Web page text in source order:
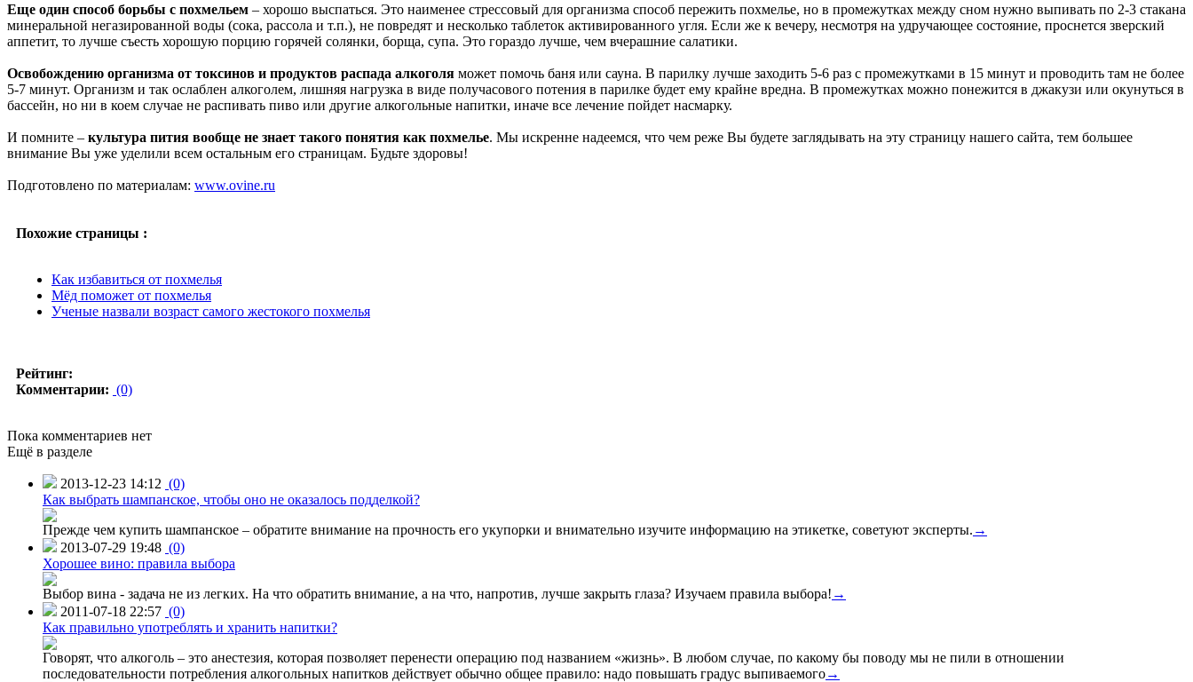
Еще один способ борьбы с похмельем – хорошо выспаться. Это наименее стрессовый для организма способ пережить похмелье, но в промежутках между сном нужно выпивать по 2-3 стакана
минеральной негазированной воды (сока, рассола и т.п.), не повредят и несколько таблеток активированного угля. Если же к вечеру, несмотря на удручающее состояние, проснется зверский
аппетит, то лучше съесть хорошую порцию горячей солянки, борща, супа. Это гораздо лучше, чем вчерашние салатики.
Освобождению организма от токсинов и продуктов распада алкоголя может помочь баня или сауна. В парилку лучше заходить 5-6 раз с промежутками в 15 минут и проводить там не более
5-7 минут. Организм и так ослаблен алкоголем, лишняя нагрузка в виде получасового потения в парилке будет ему крайне вредна. В промежутках можно понежится в джакузи или окунуться в
бассейн, но ни в коем случае не распивать пиво или другие алкогольные напитки, иначе все лечение пойдет насмарку.
И помните – культура пития вообще не знает такого понятия как похмелье. Мы искренне надеемся, что чем реже Вы будете заглядывать на эту страницу нашего сайта, тем большее
внимание Вы уже уделили всем остальным его страницам. Будьте здоровы!
Подготовлено по материалам: www.ovine.ru
Похожие страницы :
Как избавиться от похмелья
Мёд поможет от похмелья
Ученые назвали возраст самого жестокого похмелья
Рейтинг:
Комментарии: (0)
Пока комментариев нет
Ещё в разделе
2013-12-23 14:12 (0)
Как выбрать шампанское, чтобы оно не оказалось подделкой?
Прежде чем купить шампанское – обратите внимание на прочность его укупорки и внимательно изучите информацию на этикетке, советуют эксперты. →
2013-07-29 19:48 (0)
Хорошее вино: правила выбора
Выбор вина - задача не из легких. На что обратить внимание, а на что, напротив, лучше закрыть глаза? Изучаем правила выбора! →
2011-07-18 22:57 (0)
Как правильно употреблять и хранить напитки?
Говорят, что алкоголь – это анестезия, которая позволяет перенести операцию под названием «жизнь». В любом случае, по какому бы поводу мы не пили в отношении
последовательности потребления алкогольных напитков действует обычно общее правило: надо повышать градус выпиваемого→